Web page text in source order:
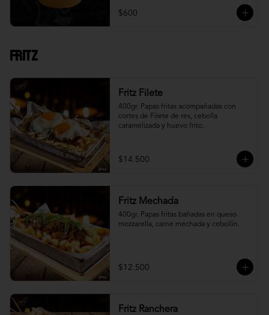
$600
Fritz
Fritz Filete
400gr. Papas fritas acompañadas con
cortes de Filete de res, cebolla
caramelizada y huevo frito.
$14.500
Fritz Mechada
400gr. Papas fritas bañadas en queso
mozzarella, carne mechada y cebollín.
$12.500
Fritz Ranchera